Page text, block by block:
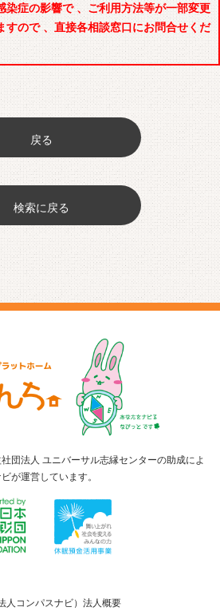
染症の影響で 、ご利用方法等が一部変更
すので 、直接各相談窓口にお問合せくだ
戻る
検索に戻る
団法人 ユニバーサル志縁センターの助成によ
が運営しています。
人コンパスナビ）法人概要